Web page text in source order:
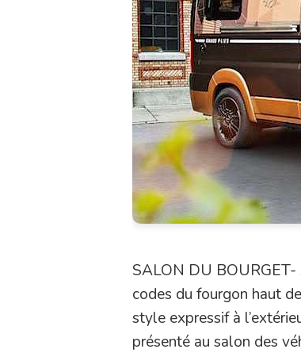
SALON DU
codes du fourgon haut
style expressif à
présenté au salon des